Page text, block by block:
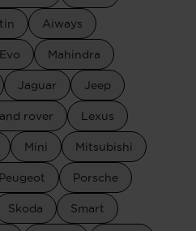
Aiways
Evo Mahindra
Jaguar Jeep
rover Lexus
Mini Mitsubishi
Peugeot Porsche
Skoda Smart